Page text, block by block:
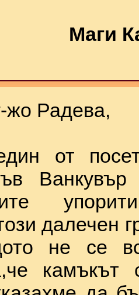
Маги
жо Радева,
от
далечен
не се